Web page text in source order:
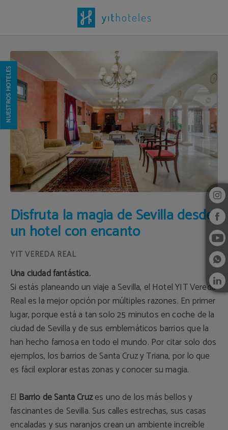
Disfruta la magia de Sevilla desde
un hotel con encanto
Una ciudad fantástica.
Si estás planeando un viaje a Sevilla, el Hotel YIT Vereda
Real es la mejor opción por múltiples razones. En primer
lugar, porque está a tan solo 25 minutos en coche de la
ciudad de Sevilla y de sus emblemáticos barrios que la
han hecho famosa en todo el mundo. Por citar solo dos
ejemplos, los barrios de Santa Cruz y Triana, por lo que
es fácil explorar estas zonas y conocer su magia.
El Barrio de Santa Cruzes uno de los más bellos y
fascinantes de Sevilla. Sus calles estrechas, sus casas
encaladas y sus naranjos crean un ambiente increíble
NUESTROS HOTELES